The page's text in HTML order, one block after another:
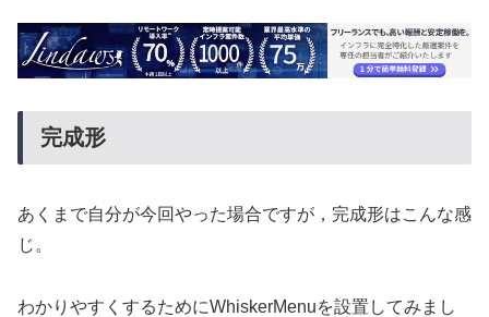
完成形
あくまで自分が今回やった場合ですが，完成形はこんな感
じ。
わかりやすくするためにWhiskerMenuを設置してみまし